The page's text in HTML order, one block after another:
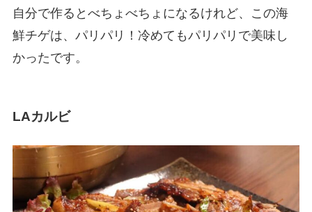
自分で作るとべちょべちょになるけれど、この海
鮮チゲは、パリパリ！冷めてもパリパリで美味し
かったです。
LAカルビ